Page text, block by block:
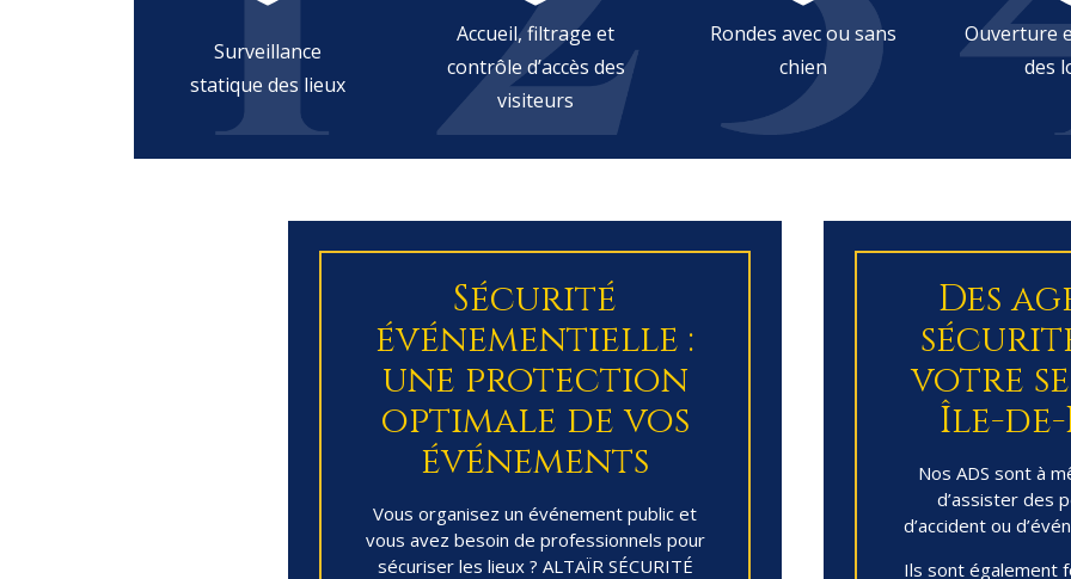
Surveillance
statique des lieux
Accueil, filtrage et
contrôle d’accès des
visiteurs
Rondes avec ou sans
chien
Ouverture
des
Sécurité
événementielle :
une protection
optimale de vos
événements
Vous organisez un événement public et
vous avez besoin de professionnels pour
sécuriser les lieux ? ALTAÏR SÉCURITÉ
Des
votre
Île-
Nos ADS sont à
d’assister des
d’accident ou
Ils sont également